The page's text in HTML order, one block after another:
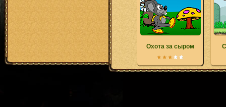
Охота за сыром